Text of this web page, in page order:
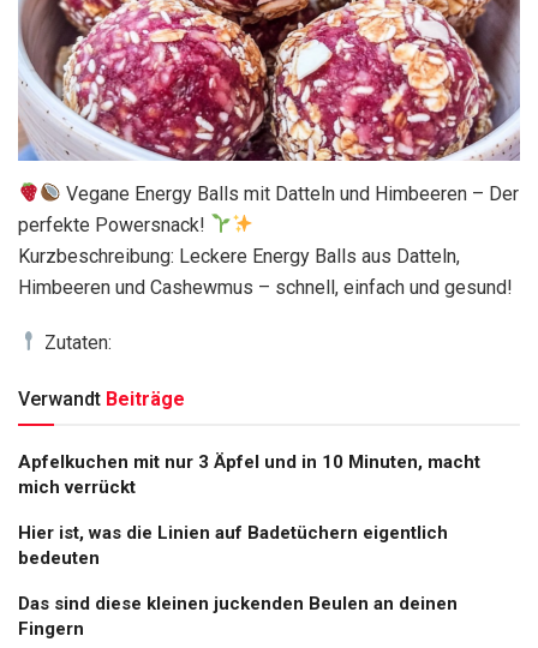
Vegane Energy Balls mit Datteln und Himbeeren – Der
perfekte Powersnack!
Kurzbeschreibung: Leckere Energy Balls aus Datteln,
Himbeeren und Cashewmus – schnell, einfach und gesund!
Zutaten:
Verwandt Beiträge
Apfelkuchen mit nur 3 Äpfel und in 10 Minuten, macht
mich verrückt
Hier ist, was die Linien auf Badetüchern eigentlich
bedeuten
Das sind diese kleinen juckenden Beulen an deinen
Fingern